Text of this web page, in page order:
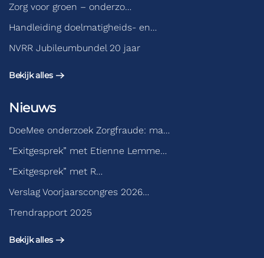
Zorg voor groen – onderzo…
Handleiding doelmatigheids- en…
NVRR Jubileumbundel 20 jaar
Bekijk alles
Nieuws
DoeMee onderzoek Zorgfraude: ma…
“Exitgesprek” met Etienne Lemme…
“Exitgesprek” met R…
Verslag Voorjaarscongres 2026…
Trendrapport 2025
Bekijk alles